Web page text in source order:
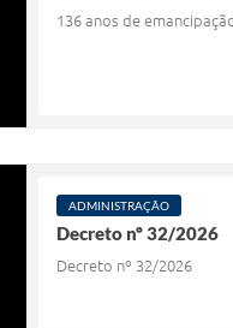
136 anos de
ADMINISTRAÇÃO
Decreto nº 32/2026
Decreto nº 32/2026